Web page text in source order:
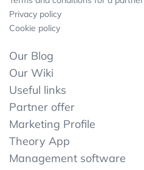
Privacy policy
Cookie policy
Our Blog
Our Wiki
Useful links
Partner offer
Marketing Profile
Theory App
Management software